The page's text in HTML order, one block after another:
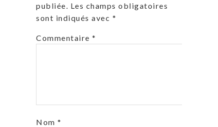
publiée. Les champs obligatoires
sont indiqués avec *
Commentaire *
Nom *